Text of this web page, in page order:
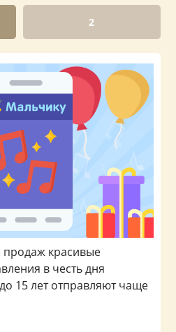
2
продаж красивые
в честь дня
15 лет отправляют чаще